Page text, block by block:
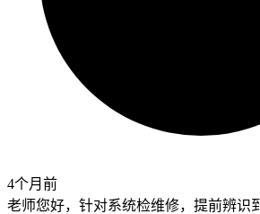
4个月前
老师您好，针对系统检维修，提前辨识